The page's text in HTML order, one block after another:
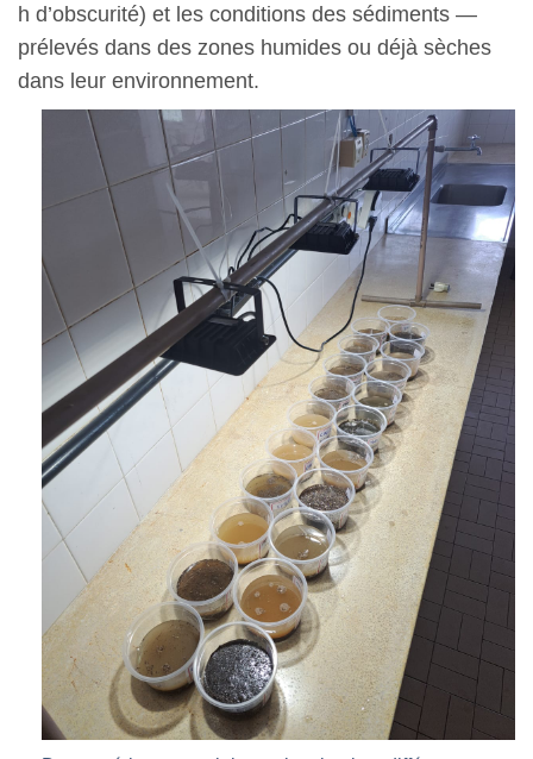
h d’obscurité) et les conditions des sédiments —
prélevés dans des zones humides ou déjà sèches
dans leur environnement.